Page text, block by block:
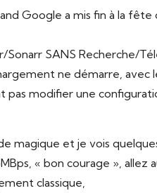
Google a mis fin à la
Sonarr SANS Recherche/
ne démarre, avec
modifier une
magique et je vois
« bon courage »,
classique,